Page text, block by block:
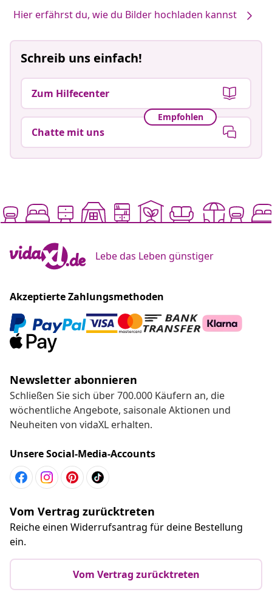
Hier erfährst du, wie du Bilder hochladen kannst
Schreib uns einfach!
Zum Hilfecenter
Empfohlen
Chatte mit uns
Lebe das Leben günstiger
Akzeptierte Zahlungsmethoden
Newsletter abonnieren
Schließen Sie sich über 700.000 Käufern an, die
wöchentliche Angebote, saisonale Aktionen und
Neuheiten von vidaXL erhalten.
Unsere Social-Media-Accounts
Vom Vertrag zurücktreten
Reiche einen Widerrufsantrag für deine Bestellung
ein.
Vom Vertrag zurücktreten